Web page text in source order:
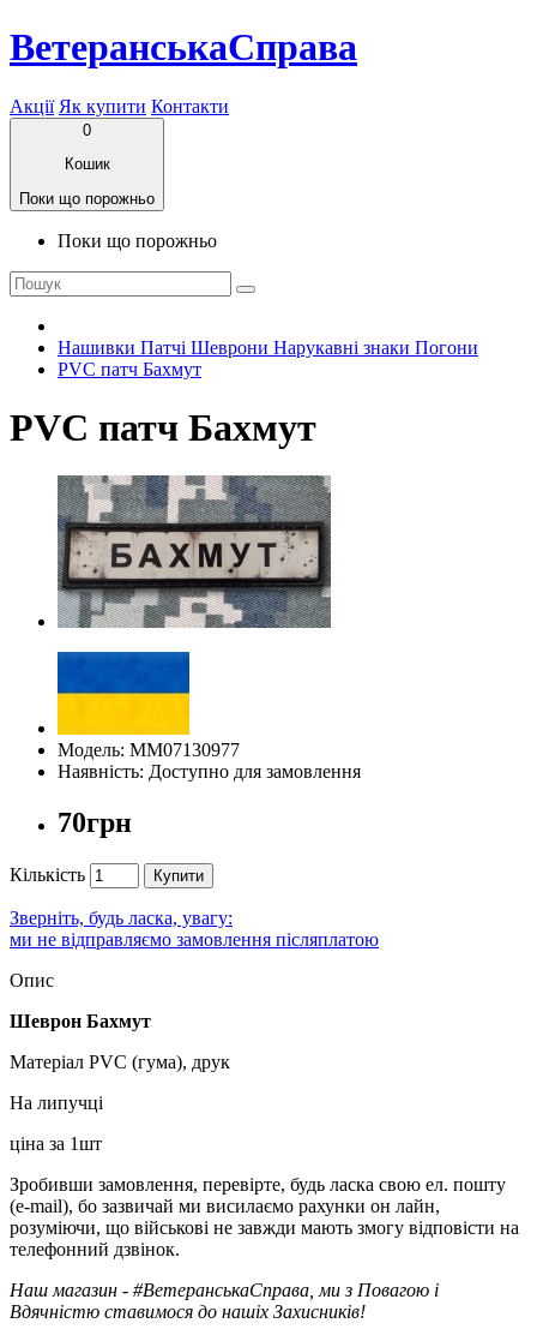
ВетеранськаСправа
Акції Як купити Контакти
0
Кошик
Поки що порожньо
Поки що порожньо
Нашивки Патчі Шеврони Нарукавні знаки Погони
PVC патч Бахмут
PVC патч Бахмут
Модель: ММ07130977
Наявність: Доступно для замовлення
70грн
Кількість Купити
Зверніть, будь ласка, увагу:
ми не відправляємо замовлення післяплатою
Опис
Шеврон Бахмут
Матеріал PVC (гума), друк
На липучці
ціна за 1шт
Зробивши замовлення, перевірте, будь ласка свою ел. пошту
(e-mail), бо зазвичай ми висилаємо рахунки он лайн,
розуміючи, що військові не завжди мають змогу відповісти на
телефонний дзвінок.
Наш магазин - #ВетеранськаСправа, ми з Повагою і
Вдячністю ставимося до нашіх Захисників!